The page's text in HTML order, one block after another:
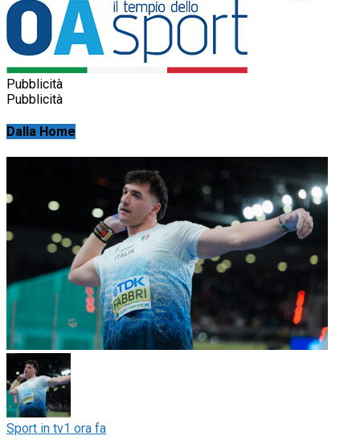
Pubblicità
Pubblicità
Dalla Home
Sport in tv1 ora fa